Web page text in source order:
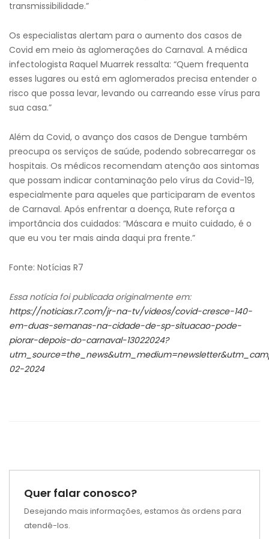
transmissibilidade.”
Os especialistas alertam para o aumento dos casos de
Covid em meio às aglomerações do Carnaval. A médica
infectologista Raquel Muarrek ressalta: “Quem frequenta
esses lugares ou está em aglomerados precisa entender o
risco que possa levar, levando ou carreando esse vírus para
sua casa.”
Além da Covid, o avanço dos casos de Dengue também
preocupa os serviços de saúde, podendo sobrecarregar os
hospitais. Os médicos recomendam atenção aos sintomas
que possam indicar contaminação pelo vírus da Covid-19,
especialmente para aqueles que participaram de eventos
de Carnaval. Após enfrentar a doença, Rute reforça a
importância dos cuidados: “Máscara e muito cuidado, é o
que eu vou ter mais ainda daqui pra frente.”
Fonte: Notícias R7
Essa notícia foi publicada originalmente em:
https://noticias.r7.com/jr-na-tv/videos/covid-cresce-140-
em-duas-semanas-na-cidade-de-sp-situacao-pode-
piorar-depois-do-carnaval-13022024?
02-2024
Quer falar conosco?
Desejando mais informações, estamos às ordens para
atendê-los.